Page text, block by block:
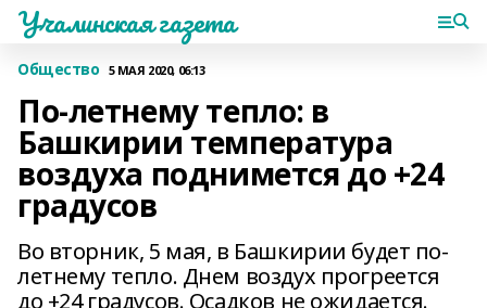
Учалинская газета
Общество 5 МАЯ 2020, 06:13
По-летнему тепло: в
Башкирии температура
воздуха поднимется до +24
градусов
Во вторник, 5 мая, в Башкирии будет по-
летнему тепло. Днем воздух прогреется
до +24 градусов. Осадков не ожидается.